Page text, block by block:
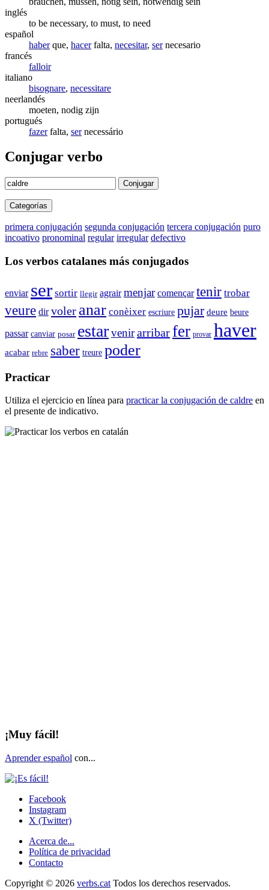
inglés
to be necessary, to must, to need
español
haberque, hacerfalta, necesitar, sernecesario
francés
falloir
italiano
bisognare, necessitare
neerlandés
moeten, nodig zijn
portugués
fazerfalta, sernecessário
Conjugar verbo
Conjugar
Categorías
primera conjugación segunda conjugación tercera conjugación puro
incoativo pronominal regular irregular defectivo
Los verbos catalanes más conjugados
enviar ser sortir llegir agrair menjar començar tenir trobar
veure dir voler anar conèixer escriure pujar deure beure
passar canviar posar estarvenirarribarfer provar haver
acabar rebre saber treure poder
Practicar
Utiliza el ejercicio en línea para practicar la conjugación de caldre en
el presente de indicativo.
¡Muy fácil!
Aprender español con...
Facebook
Instagram
X (Twitter)
Acerca de...
Política de privacidad
Contacto
Copyright © 2026 verbs.cat Todos los derechos reservados.